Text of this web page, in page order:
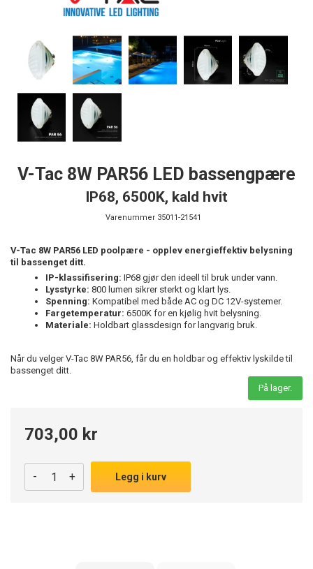
V-Tac 8W PAR56 LED bassengpære
IP68, 6500K, kald hvit
Varenummer 35011-21541
V-Tac 8W PAR56 LED poolpære - opplev energieffektiv belysning
til bassenget ditt.
IP-klassifisering: IP68 gjør den ideell til bruk under vann.
Lysstyrke: 800 lumen sikrer sterkt og klart lys.
Spenning: Kompatibel med både AC og DC 12V-systemer.
Fargetemperatur: 6500K for en kjølig hvit belysning.
Materiale: Holdbart glassdesign for langvarig bruk.
Når du velger V-Tac 8W PAR56, får du en holdbar og effektiv lyskilde til
bassenget ditt.
På lager.
703,00 kr
- + Legg i kurv